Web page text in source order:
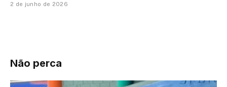
2 de junho de 2026
Não perca